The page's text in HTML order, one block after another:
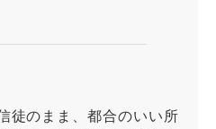
徒のまま、都合のいい所